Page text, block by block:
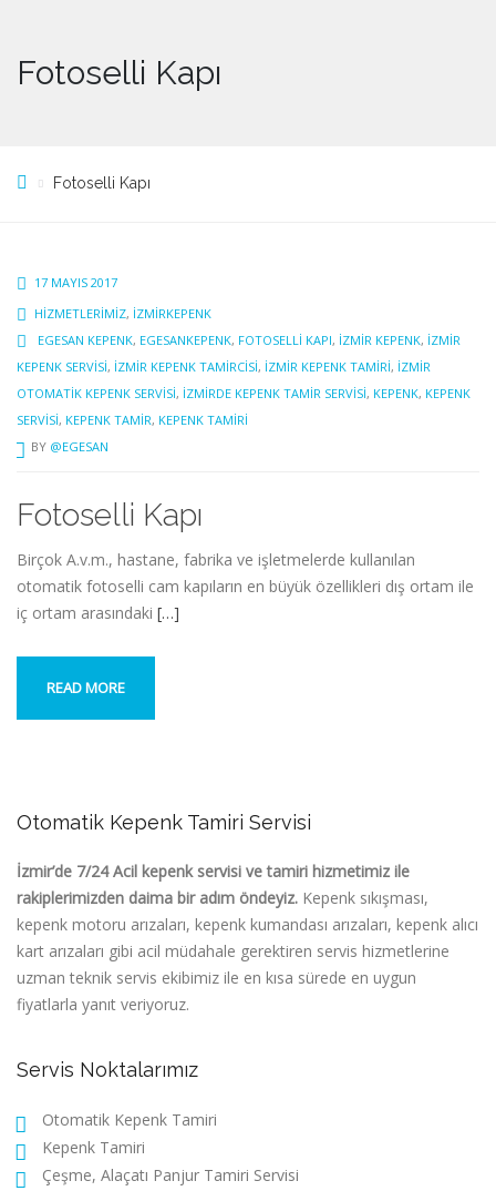
Fotoselli Kapı
Fotoselli Kapı
17 MAYIS 2017
HIZMETLERIMIZ, IZMIRKEPENK
EGESAN KEPENK, EGESANKEPENK, FOTOSELLI KAPI, İZMIR KEPENK, İZMIR
KEPENK SERVISI, İZMIR KEPENK TAMIRCISI, İZMIR KEPENK TAMIRI, IZMIR
OTOMATIK KEPENK SERVISI, İZMIRDE KEPENK TAMIR SERVISI, KEPENK, KEPENK
SERVISI, KEPENK TAMIR, KEPENK TAMIRI
BY @EGESAN
Fotoselli Kapı
Birçok A.v.m., hastane, fabrika ve işletmelerde kullanılan
otomatik fotoselli cam kapıların en büyük özellikleri dış ortam ile
iç ortam arasındaki […]
READ MORE
Otomatik Kepenk Tamiri Servisi
İzmir’de 7/24 Acil kepenk servisi ve tamiri hizmetimiz ile
rakiplerimizden daima bir adım öndeyiz. Kepenk sıkışması,
kepenk motoru arızaları, kepenk kumandası arızaları, kepenk alıcı
kart arızaları gibi acil müdahale gerektiren servis hizmetlerine
uzman teknik servis ekibimiz ile en kısa sürede en uygun
fiyatlarla yanıt veriyoruz.
Servis Noktalarımız
Otomatik Kepenk Tamiri
Kepenk Tamiri
Çeşme, Alaçatı Panjur Tamiri Servisi